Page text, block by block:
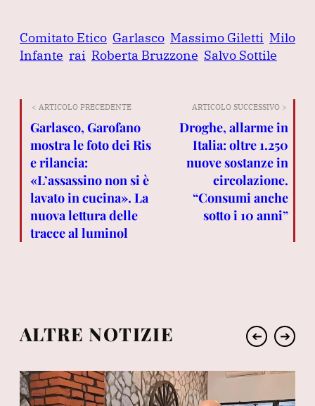
Comitato Etico Garlasco Massimo Giletti Milo
Infante rai Roberta Bruzzone Salvo Sottile
< ARTICOLO PRECEDENTE
Garlasco, Garofano
mostra le foto dei Ris
e rilancia:
«L’assassino non si è
lavato in cucina». La
nuova lettura delle
tracce al luminol
ARTICOLO SUCCESSIVO >
Droghe, allarme in
Italia: oltre 1.250
nuove sostanze in
circolazione.
“Consumi anche
sotto i 10 anni”
ALTRE NOTIZIE ➔ ➔